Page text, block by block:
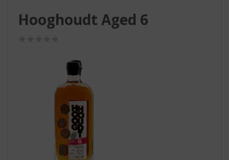
Hooghoudt Aged 6